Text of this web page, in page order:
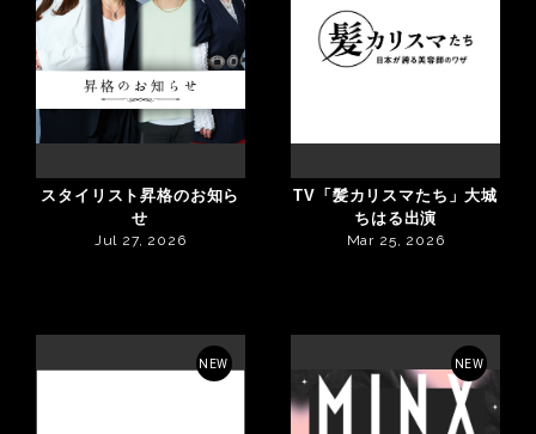
スタイリスト昇格のお知ら
せ
Jul 27, 2026
TV「髪カリスマたち」大城
ちはる出演
Mar 25, 2026
NEW NEW